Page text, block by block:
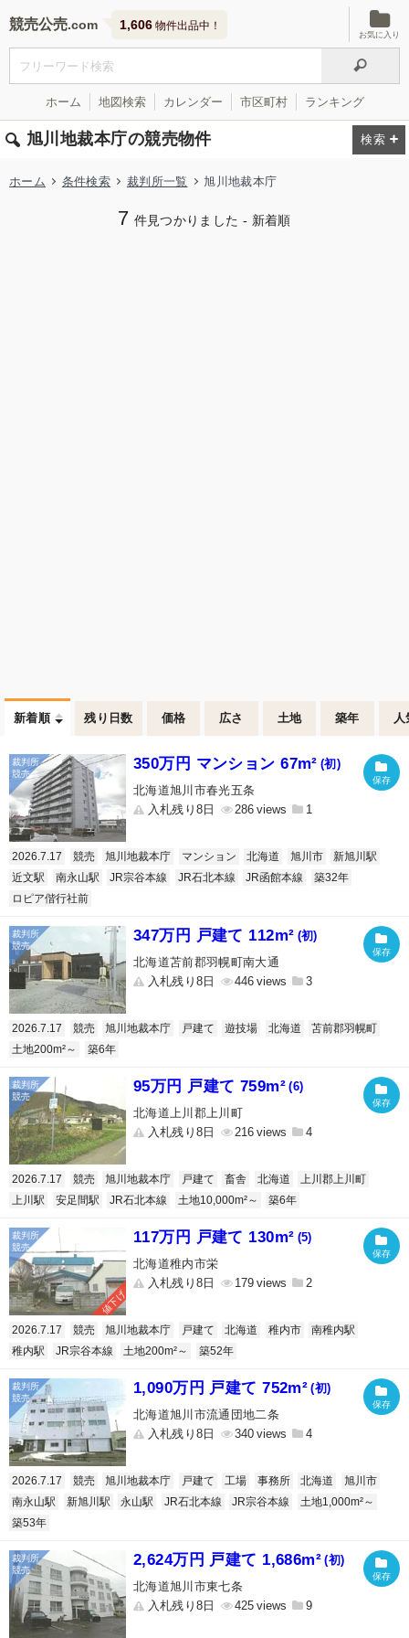
競売公売 1,606 物件出品中！
お気に入り
ホーム 地図検索 カレンダー 市区町村 ランキング
旭川地裁本庁の競売物件
ホーム 条件検索 裁判所一覧 旭川地裁本庁
7 件見つかりました - 新着順
新着順 残り日数 価格 広さ 土地 築年 人
350万円 マンション 67m² (初)
北海道旭川市春光五条
入札残り8日
286 1
2026.7.17 競売 旭川地裁本庁 マンション 北海道 旭川市
新旭川駅
近文駅
南永山駅 JR宗谷本線 JR石北本線 JR函館本線
築32年
ロピア偕行社前
347万円 戸建て 112m² (初)
北海道苫前郡羽幌町南大通
入札残り8日
446 3
2026.7.17 競売 旭川地裁本庁 戸建て 遊技場 北海道
苫前郡羽幌町
土地200m²～
築6年
95万円 戸建て 759m² (6)
北海道上川郡上川町
入札残り8日
216 4
2026.7.17 競売 旭川地裁本庁 戸建て 畜舎 北海道
上川郡上川町
上川駅
安足間駅 JR石北本線 土地10,000m²～ 築6年
値下げ
117万円 戸建て 130m² (5)
北海道稚内市栄
入札残り8日
179 2
2026.7.17 競売 旭川地裁本庁 戸建て 北海道 稚内市
南稚内駅
稚内駅
JR宗谷本線 土地200m²～ 築52年
1,090万円 戸建て 752m² (初)
北海道旭川市流通団地二条
入札残り8日
340 4
2026.7.17 競売 旭川地裁本庁 戸建て 工場 事務所 北海道
旭川市
南永山駅
新旭川駅 永山駅 JR石北本線 JR宗谷本線
土地1,000m²～
築53年
2,624万円 戸建て 1,686m² (初)
北海道旭川市東七条
入札残り8日
425 9